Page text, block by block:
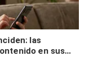
las
en sus
validación